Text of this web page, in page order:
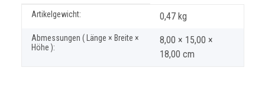
Produkteigenschaft
Wert
Artikelgewicht: 0,47 kg
Abmessungen ( Länge × Breite ×
Höhe ):
8,00 × 15,00 ×
18,00 cm